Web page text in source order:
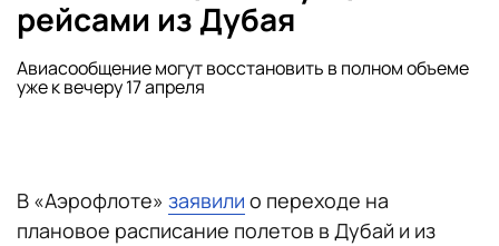
рейсами из Дубая
Авиасообщение могут восстановить в полном объеме
уже к вечеру 17 апреля
В «Аэрофлоте» заявили о переходе на
плановое расписание полетов в Дубай и из